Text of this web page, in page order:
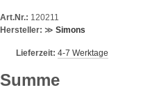
Art.Nr.: 120211
Hersteller: ≫ Simons
Lieferzeit: 4-7 Werktage
Summe